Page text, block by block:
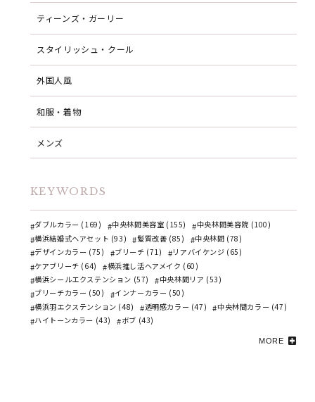
ティーンズ・ガーリー
スタイリッシュ・クール
外国人風
和服・着物
メンズ
KEYWORDS
ダブルカラー (169) 中央林間美容室 (155)
中央林間美容院 (100)
横浜結婚式ヘアセット (93)
髪質改善 (85)
中央林間 (78)
デザインカラー (75)
ブリーチ (71)
リアバイケンジ (65)
ケアブリーチ (64)
横浜推し活ヘアメイク (60)
横浜シールエクステンション (57)
中央林間リア (53)
ブリーチカラー (50)
インナーカラー (50)
横浜羽エクステンション (48)
透明感カラー (47)
中央林間カラー (47)
ハイトーンカラー (43)
ボブ (43)
MORE